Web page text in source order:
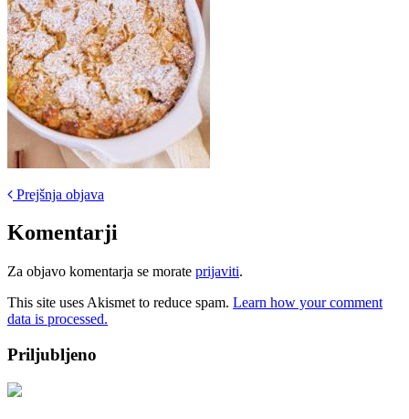
Post
navigation
Prejšnja objava
Komentarji
Za objavo komentarja se morate prijaviti.
This site uses Akismet to reduce spam. Learn how your comment
data is processed.
Priljubljeno